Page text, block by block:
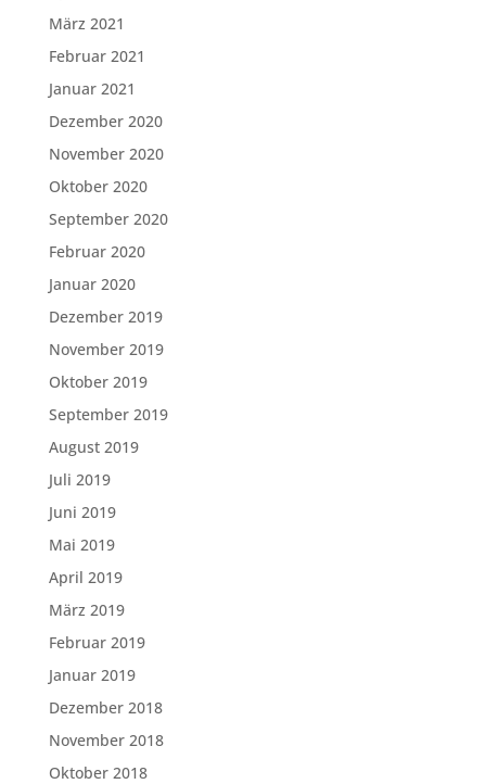
März 2021
Februar 2021
Januar 2021
Dezember 2020
November 2020
Oktober 2020
September 2020
Februar 2020
Januar 2020
Dezember 2019
November 2019
Oktober 2019
September 2019
August 2019
Juli 2019
Juni 2019
Mai 2019
April 2019
März 2019
Februar 2019
Januar 2019
Dezember 2018
November 2018
Oktober 2018